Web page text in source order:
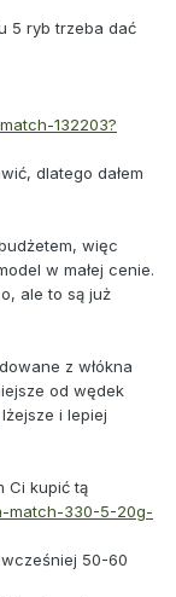
5 ryb trzeba dać
132203?
dlatego dałem
więc
w małej cenie.
ale to są już
z włókna
od wędek
i lepiej
Ci kupić tą
match-330-5-20g-
50-60